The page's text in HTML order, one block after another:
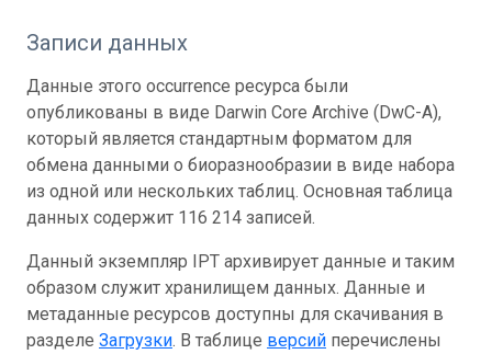
Записи данных
Данные этого occurrence ресурса были
опубликованы в виде Darwin Core Archive (DwC-A),
который является стандартным форматом для
обмена данными о биоразнообразии в виде набора
из одной или нескольких таблиц. Основная таблица
данных содержит 116 214 записей.
Данный экземпляр IPT архивирует данные и таким
образом служит хранилищем данных. Данные и
метаданные ресурсов доступны для скачивания в
разделе Загрузки. В таблице версий перечислены